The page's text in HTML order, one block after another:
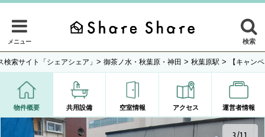
メニュー 検索
検索サイト「シェアシェア」 > 御茶ノ水・秋葉原・神田 > 秋葉原駅 > 【キャン
物件概要 共用設備 空室情報 アクセス 運営者情報